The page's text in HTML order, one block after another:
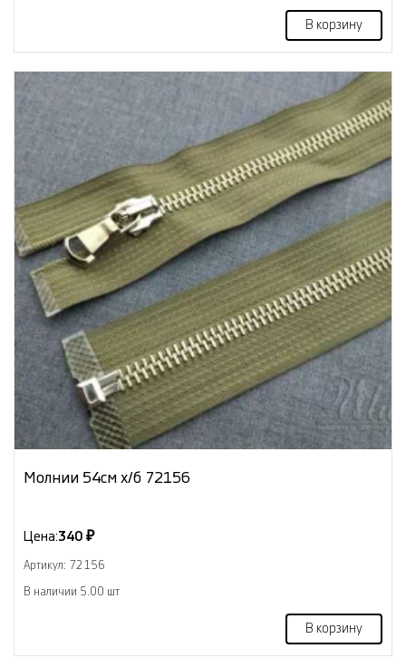
В корзину
Молнии 54см х/б 72156
Цена:340 ₽
Артикул: 72156
В наличии 5.00 шт
В корзину